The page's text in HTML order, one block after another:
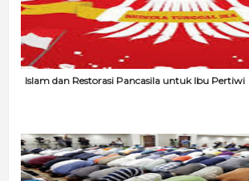
Islam dan Restorasi Pancasila untuk Ibu Pertiwi